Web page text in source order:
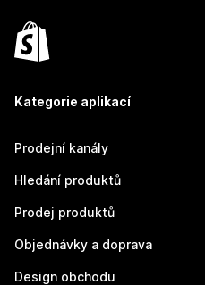
Kategorie aplikací
Prodejní kanály
Hledání produktů
Prodej produktů
Objednávky a doprava
Design obchodu